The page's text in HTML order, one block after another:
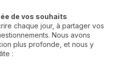
de vos souhaits
chaque jour, à partager vos
Nous avons
plus profonde, et nous y
: